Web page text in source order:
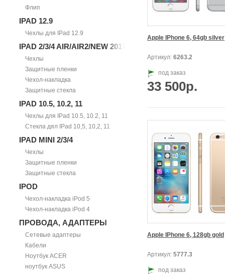
Флип
IPAD 12.9
Чехлы для IPad 12.9
IPAD 2/3/4 AIR/AIR2/NEW 2017
Чехлы
Защитные пленки
Чехол-накладка
Защитные стекла
IPAD 10.5, 10.2, 11
Чехлы для IPad 10.5, 10.2, 11
Стекла дял IPad 10,5, 10,2, 11
IPAD MINI 2/3/4
Чехлы
Защитные пленки
Защитные стекла
IPOD
Чехол-накладка iPod 5
Чехол-накладка iPod 4
ПРОВОДА, АДАПТЕРЫ
Сетевые адаптеры
Кабели
Ноутбук ACER
ноутбук ASUS
Apple IPhone 6, 64gb silver
Артикул: 6263.2
под заказ
33 500р.
Apple IPhone 6, 128gb gold
Артикул: 5777.3
под заказ